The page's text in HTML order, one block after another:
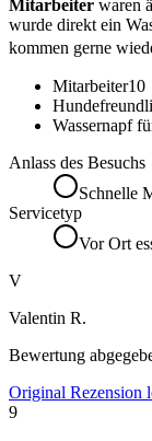
Mitarbeiter waren
wurde direkt ein
kommen gerne
Mitarbeiter10
Wassernapf
Anlass des Besuchs
Schnelle
Servicetyp
Vor Ort
V
Valentin R.
Bewertung
Original Rezension
9